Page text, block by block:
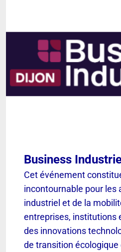
Business
Cet événement
incontournable pour les
industriel et de la
entreprises, institutions
des innovations
de transition